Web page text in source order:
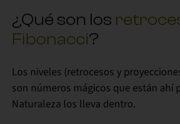
¿Qué son los
Fibonacci?
Los niveles (retrocesos y
son números mágicos que están ahí
Naturaleza los lleva dentro.